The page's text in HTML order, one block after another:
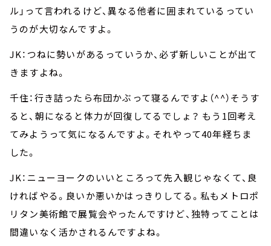
ル」って言われるけど、異なる他者に囲まれているってい
うのが大切なんですよ。
JK：つねに勢いがあるっていうか、必ず新しいことが出て
きますよね。
千住：行き詰ったら布団かぶって寝るんですよ（^^）そうす
ると、朝になると体力が回復してるでしょ？ もう1回考え
てみようって気になるんですよ。それやって40年経ちま
した。
JK：ニューヨークのいいところって先入観じゃなくて、良
ければやる。良いか悪いかはっきりしてる。私もメトロポ
リタン美術館で展覧会やったんですけど、独特ってことは
間違いなく活かされるんですよね。